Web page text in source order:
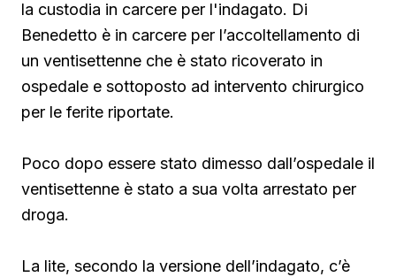
la custodia in carcere per l'indagato. Di
Benedetto è in carcere per l’accoltellamento di
un ventisettenne che è stato ricoverato in
ospedale e sottoposto ad intervento chirurgico
per le ferite riportate.
Poco dopo essere stato dimesso dall’ospedale il
ventisettenne è stato a sua volta arrestato per
droga.
La lite, secondo la versione dell’indagato, c’è